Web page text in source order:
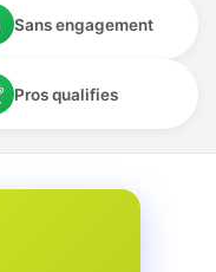
Sans engagement
Pros qualifies